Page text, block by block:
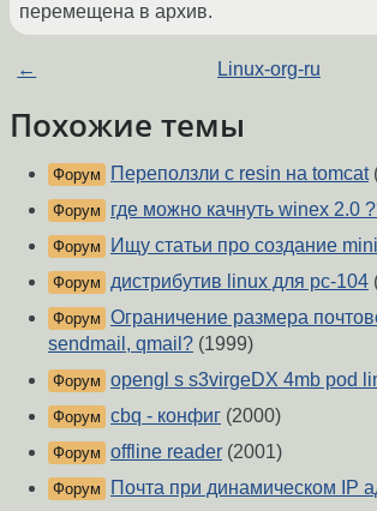
перемещена в архив.
← Linux-org-ru
Похожие темы
Форум Переползли с resin на tomcat
Форум где можно качнуть winex 2.0
Форум Ищу статьи про создание
Форум дистрибутив linux для pc-104
Форум Ограничение размера
sendmail, qmail? (1999)
Форум opengl s s3virgeDX 4mb pod
Форум cbq - конфиг (2000)
Форум offline reader (2001)
Форум Почта при динамическом IP